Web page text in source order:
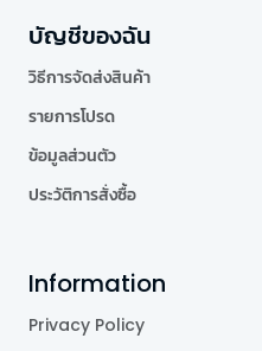
บัญชีของฉัน
วิธีการจัดส่งสินค้า
รายการโปรด
ข้อมูลส่วนตัว
ประวัติการสั่งซื้อ
Information
Privacy Policy